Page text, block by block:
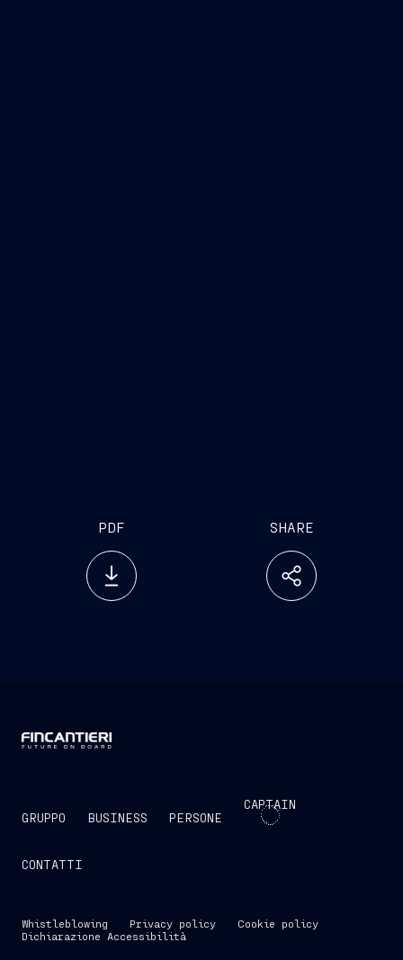
PDF SHARE
GRUPPO BUSINESS PERSONE
CAPTAIN
CONTATTI
Whistleblowing Privacy policy
Cookie policy
Dichiarazione Accessibilità